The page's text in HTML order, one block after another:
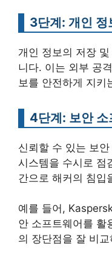
3단계: 개인 정
개인 정보의 저장
니다. 이는 외부 공
보를 안전하게 지키
4단계: 보안 소
신뢰할 수 있는 보
시스템을 수시로 점
간으로 해커의 침입
예를 들어,
안 소프트웨어를 활
의 장단점을 잘 비